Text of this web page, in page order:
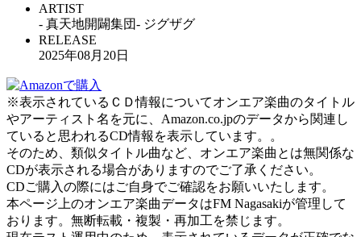
ARTIST
- 真天地開闢集団- ジグザグ
RELEASE
2025年08月20日
※表示されているＣＤ情報についてオンエア楽曲のタイトル
やアーティスト名を元に、Amazon.co.jpのデータから関連し
ていると思われるCD情報を表示しています。。
そのため、類似タイトル曲など、オンエア楽曲とは無関係な
CDが表示される場合がありますのでご了承ください。
CDご購入の際にはご自身でご確認をお願いいたします。
本ページ上のオンエア楽曲データはFM Nagasakiが管理して
おります。無断転載・複製・再加工を禁じます。